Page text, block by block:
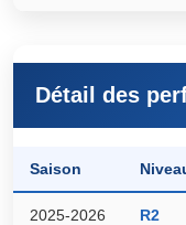
Détail des
Saison
2025-2026 R2